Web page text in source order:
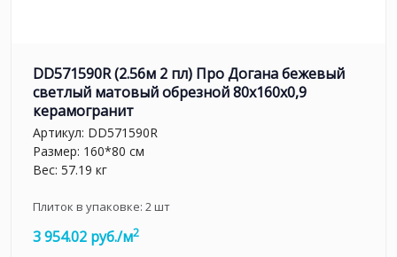
DD571590R (2.56м 2 пл) Про Догана бежевый
светлый матовый обрезной 80x160x0,9
керамогранит
Артикул: DD571590R
Размер: 160*80 см
Вес: 57.19 кг
Плиток в упаковке: 2шт
3 954.02 руб./м2